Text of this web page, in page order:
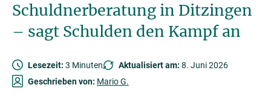
Schuldnerberatung in Ditzingen
– sagt Schulden den Kampf an
Lesezeit: 3 Minuten Aktualisiert am: 8. Juni 2026
Geschrieben von: Mario G.